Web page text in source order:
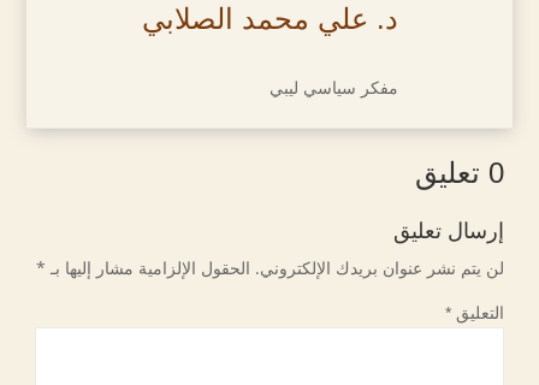
د. علي محمد الصلابي
مفكر سياسي ليبي
0 تعليق
إرسال تعليق
لن يتم نشر عنوان بريدك الإلكتروني. الحقول الإلزامية مشار إليها بـ *
التعليق*